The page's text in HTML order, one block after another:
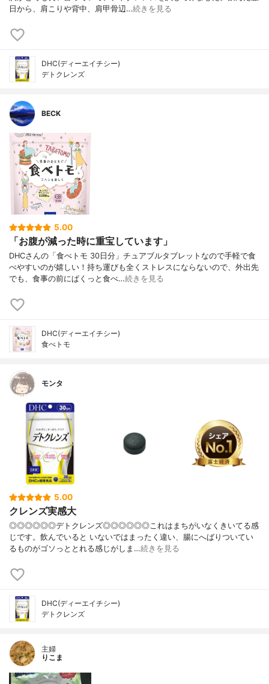
日から、肩こりや背中、肩甲骨辺…続きを見る
DHC(ディーエイチシー)
デトクレンズ
BECK
5.00
「お腹が減った時に重宝しています」
DHCさんの「食べトモ 30日分」チュアブルタブレットなので手軽で食
べやすいのが嬉しい！持ち運びも全くストレスにならないので、外出先
でも、食事の前にぱくっと食べ…続きを見る
DHC(ディーエイチシー)
食べトモ
モンタ
5.00
クレンズ実感大
◎◎◎◎◎◎デトクレンズ◎◎◎◎◎◎これはまちがいなくきいてる感
じです。飲んでいると いないではまったく違い、腸にへばりついてい
るものがゴソっととれる感じがしま…続きを見る
DHC(ディーエイチシー)
デトクレンズ
主婦
りこま